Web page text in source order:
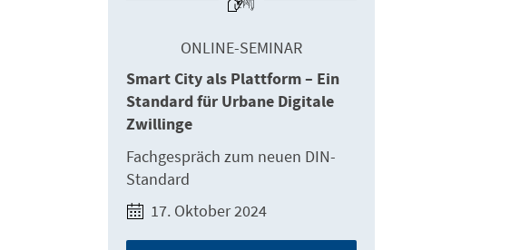
ONLINE-SEMINAR
Smart City als Plattform – Ein
Standard für Urbane Digitale
Zwillinge
Fachgespräch zum neuen DIN-
Standard
17. Oktober 2024